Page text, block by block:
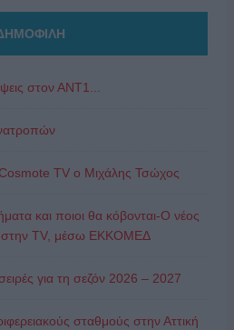
στον ΑΝΤ1...
TV o Μιχάλης Τσώχος
και ποιοι θα κόβονται-Ο νέος
στην TV, μέσω ΕΚΚΟΜΕΔ
για τη σεζόν 2026 – 2027
σταθμούς στην Αττική